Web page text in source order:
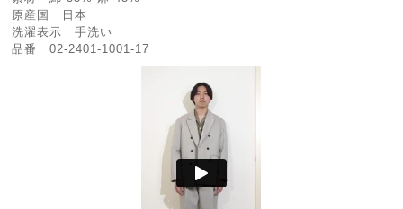
原産国 日本
洗濯表示 手洗い
品番 02-2401-1001-17